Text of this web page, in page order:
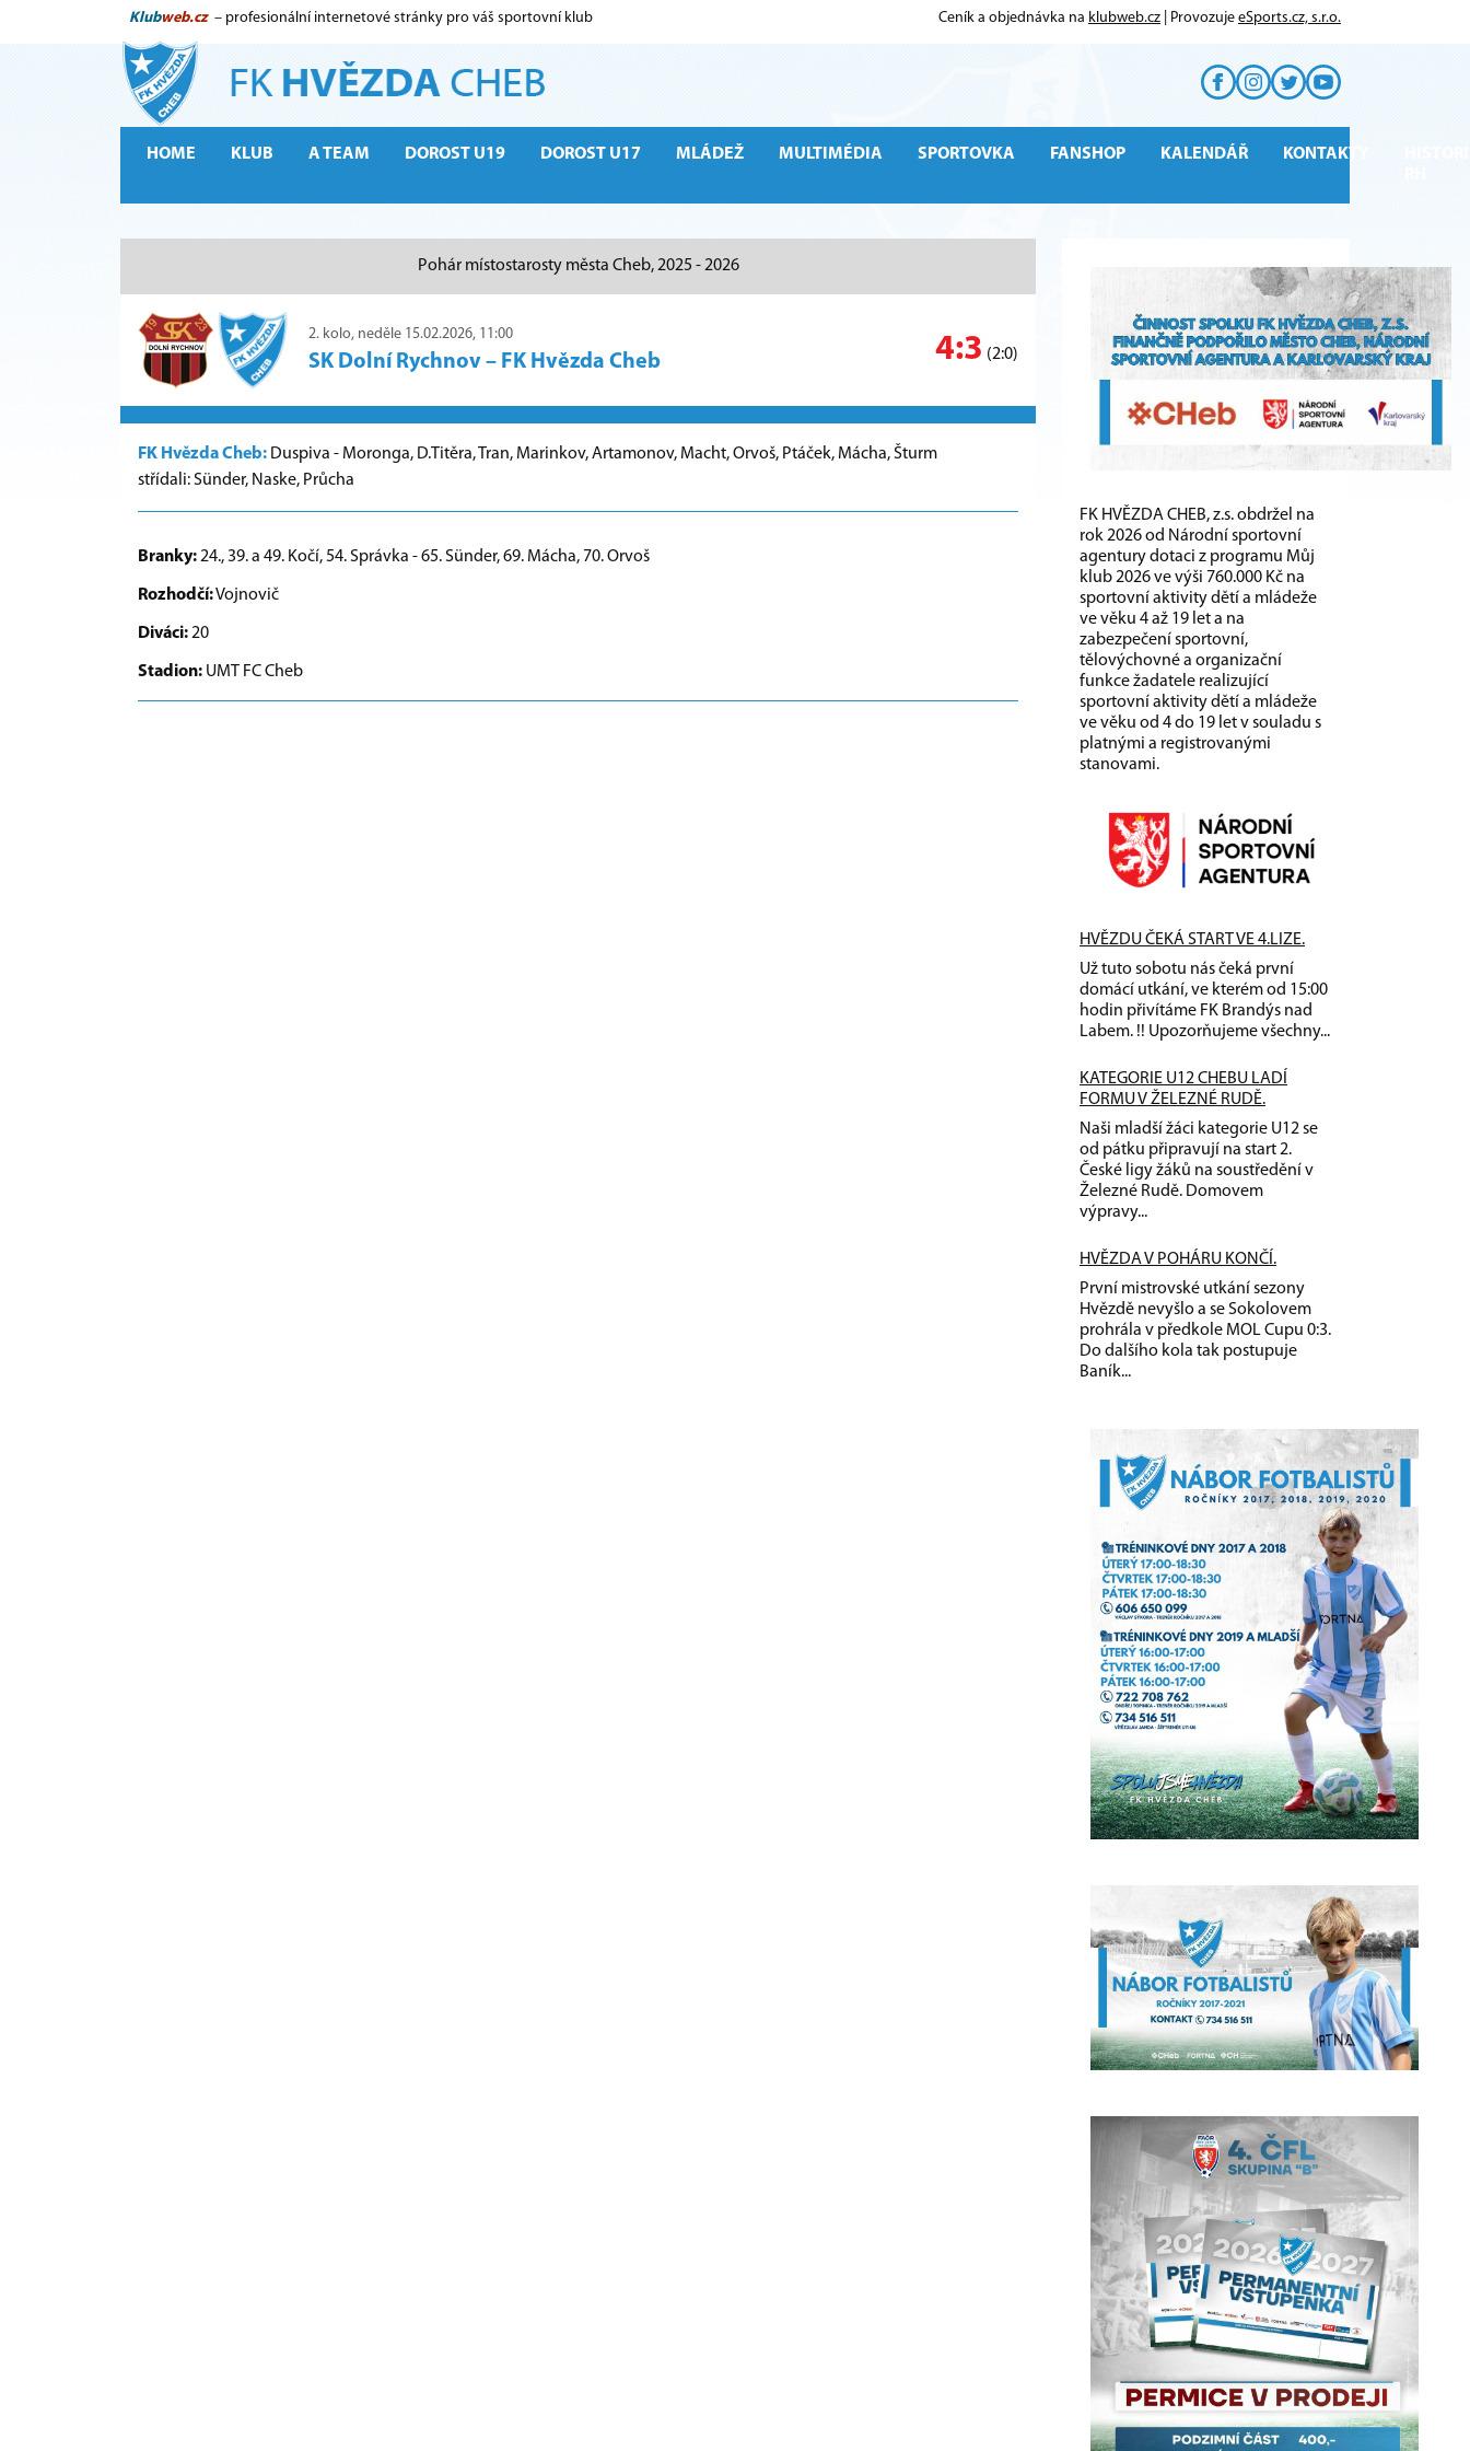
Klubweb.cz – profesionální internetové stránky pro váš sportovní klub Ceník a objednávka na klubweb.cz | Provozuje eSports.cz, s.r.o.
HOME KLUB A TEAM DOROST U19 DOROST U17 MLÁDEŽ MULTIMÉDIA SPORTOVKA FANSHOP KALENDÁŘ KONTAKTY
Pohár místostarosty města Cheb, 2025 - 2026
2. kolo, neděle 15.02.2026, 11:00
SK Dolní Rychnov – FK Hvězda Cheb 4:3 (2:0)
FK Hvězda Cheb: Duspiva - Moronga, D.Titěra, Tran, Marinkov, Artamonov, Macht, Orvoš, Ptáček, Mácha, Šturm
střídali: Sünder, Naske, Průcha
Branky:24., 39. a 49. Kočí, 54. Správka - 65. Sünder, 69. Mácha, 70. Orvoš
Rozhodčí:Vojnovič
Diváci:20
Stadion: UMT FC Cheb
FK HVĚZDA CHEB, z.s. obdržel na
rok 2026 od Národní sportovní
agentury dotaci z programu Můj
klub 2026 ve výši 760.000 Kč na
sportovní aktivity dětí a mládeže
ve věku 4 až 19 let a na
zabezpečení sportovní,
tělovýchovné a organizační
funkce žadatele realizující
sportovní aktivity dětí a mládeže
ve věku od 4 do 19 let v souladu s
platnými a registrovanými
stanovami.
HVĚZDU ČEKÁ START VE 4.LIZE.
Už tuto sobotu nás čeká první
domácí utkání, ve kterém od 15:00
hodin přivítáme FK Brandýs nad
Labem. !! Upozorňujeme všechny...
KATEGORIE U12 CHEBU LADÍ
FORMU V ŽELEZNÉ RUDĚ.
Naši mladší žáci kategorie U12 se
od pátku připravují na start 2.
České ligy žáků na soustředění v
Železné Rudě. Domovem
výpravy...
HVĚZDA V POHÁRU KONČÍ.
První mistrovské utkání sezony
Hvězdě nevyšlo a se Sokolovem
prohrála v předkole MOL Cupu 0:3.
Do dalšího kola tak postupuje
Baník...